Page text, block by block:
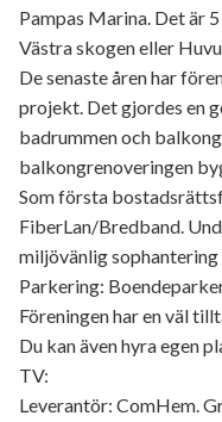
Pampas Marina. Det är
Västra skogen eller
De senaste åren har
projekt. Det gjordes en
badrummen och
balkongrenoveringen
Som första
FiberLan/Bredband.
miljövänlig
Parkering:
Föreningen har en väl
Du kan även hyra egen
TV:
Leverantör: ComHem.